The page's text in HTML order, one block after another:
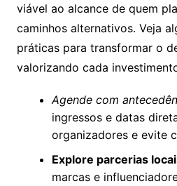
viável ao alcance de quem
caminhos alternativos. Veja
práticas para transformar o
valorizando cada
Agende com
ingressos e datas
organizadores e evite
Explore parcerias
marcas e